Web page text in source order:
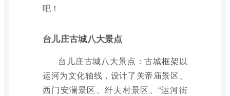
吧！
台儿庄古城八大景点
台儿庄古城八大景点：古城框架以
运河为文化轴线，设计了关帝庙景区、
西门安澜景区、纤夫村景区、“运河街